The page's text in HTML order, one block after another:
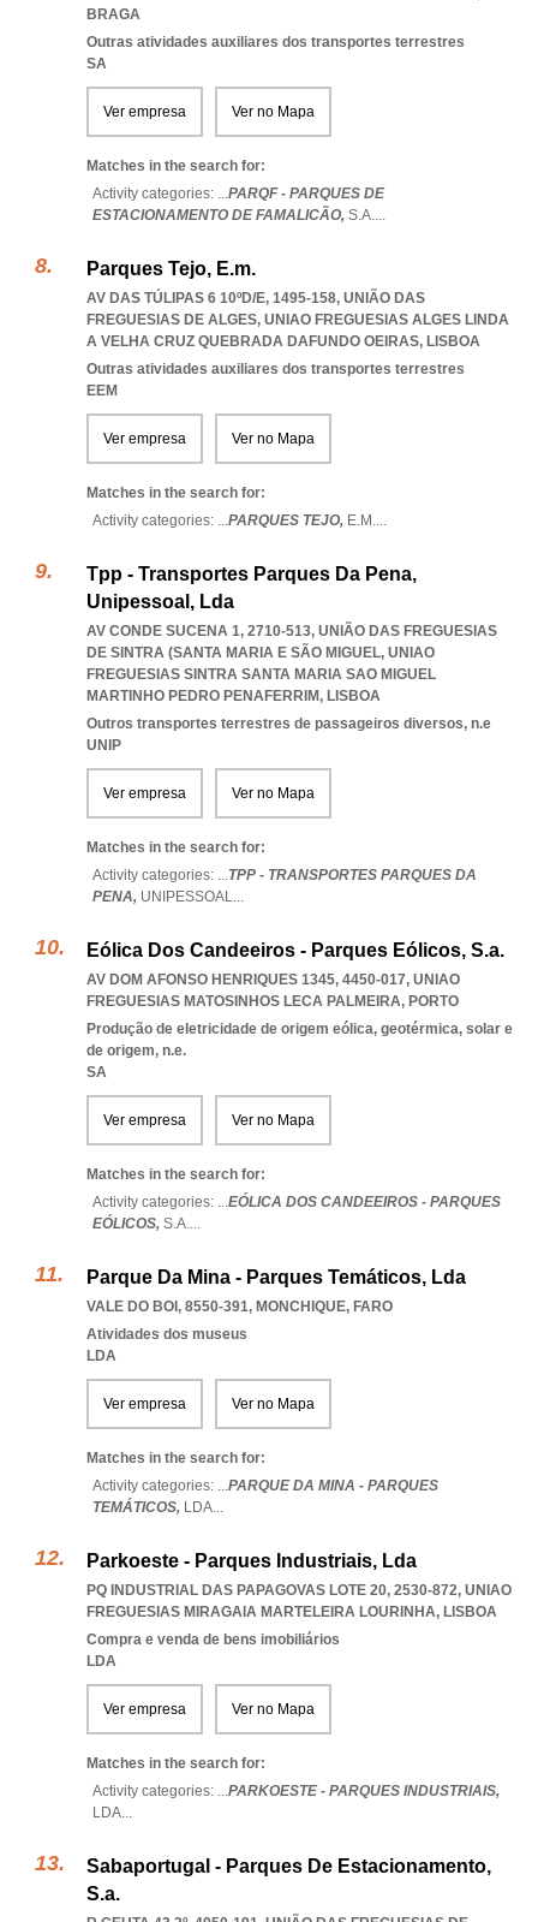
BRAGA
Outras atividades auxiliares dos transportes terrestres
SA
Ver empresa Ver no Mapa
Matches in the search for:
Activity categories: ...PARQF - PARQUES DE
ESTACIONAMENTO DE FAMALICÃO, S.A....
Parques Tejo, E.m.
AV DAS TÚLIPAS 6 10ºD/E, 1495-158, UNIÃO DAS
FREGUESIAS DE ALGES, UNIAO FREGUESIAS ALGES LINDA
A VELHA CRUZ QUEBRADA DAFUNDO OEIRAS, LISBOA
Outras atividades auxiliares dos transportes terrestres
EEM
Ver empresa Ver no Mapa
Matches in the search for:
Activity categories: ...PARQUES TEJO, E.M....
Tpp - Transportes Parques Da Pena,
Unipessoal, Lda
AV CONDE SUCENA 1, 2710-513, UNIÃO DAS FREGUESIAS
DE SINTRA (SANTA MARIA E SÃO MIGUEL, UNIAO
FREGUESIAS SINTRA SANTA MARIA SAO MIGUEL
MARTINHO PEDRO PENAFERRIM, LISBOA
Outros transportes terrestres de passageiros diversos, n.e
UNIP
Ver empresa Ver no Mapa
Matches in the search for:
Activity categories: ...TPP - TRANSPORTES PARQUES DA
PENA, UNIPESSOAL...
Eólica Dos Candeeiros - Parques Eólicos, S.a.
AV DOM AFONSO HENRIQUES 1345, 4450-017, UNIAO
FREGUESIAS MATOSINHOS LECA PALMEIRA, PORTO
Produção de eletricidade de origem eólica, geotérmica, solar e
de origem, n.e.
SA
Ver empresa Ver no Mapa
Matches in the search for:
Activity categories: ...EÓLICA DOS CANDEEIROS - PARQUES
EÓLICOS, S.A....
Parque Da Mina - Parques Temáticos, Lda
VALE DO BOI, 8550-391, MONCHIQUE, FARO
Atividades dos museus
LDA
Ver empresa Ver no Mapa
Matches in the search for:
Activity categories: ...PARQUE DA MINA - PARQUES
TEMÁTICOS, LDA...
Parkoeste - Parques Industriais, Lda
PQ INDUSTRIAL DAS PAPAGOVAS LOTE 20, 2530-872, UNIAO
FREGUESIAS MIRAGAIA MARTELEIRA LOURINHA, LISBOA
Compra e venda de bens imobiliários
LDA
Ver empresa Ver no Mapa
Matches in the search for:
Activity categories: ...PARKOESTE - PARQUES INDUSTRIAIS,
LDA...
Sabaportugal - Parques De Estacionamento,
S.a.